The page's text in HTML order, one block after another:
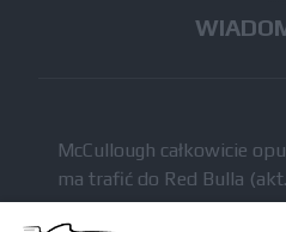
McCullough całkowicie
ma trafić do Red Bulla
Dochód F1 spadł o 61